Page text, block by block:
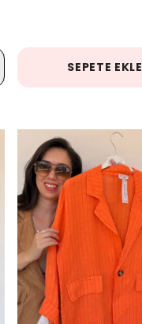
SEPETE EKLE